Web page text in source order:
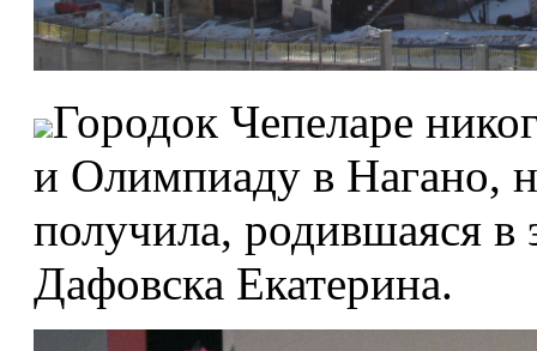
Городок Чепеларе
и Олимпиаду в Нагано,
получила, родившаяся в
Дафовска Екатерина.